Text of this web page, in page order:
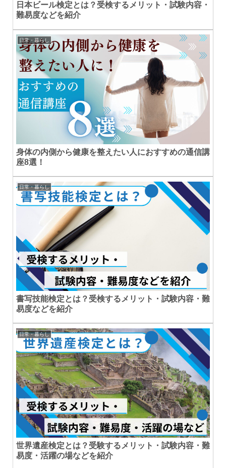
日本ビール検定とは？受検するメリット・試験内容・
難易度などを紹介
日常・暮らし
身体の内側から健康を整えたい人におすすめの通信講
座8選！
日常・暮らし
書写技能検定とは？受検するメリット・試験内容・難
易度などを紹介
日常・暮らし
世界遺産検定とは？受験するメリット・試験内容・難
易度・活躍の場などを紹介